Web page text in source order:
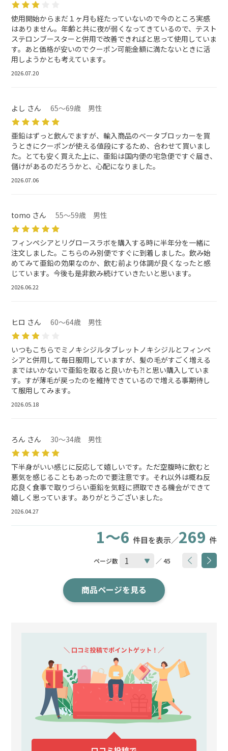
使用開始からまだ１ヶ月も経たっていないので今のところ実感
はありません。年齢と共に夜が弱くなってきているので、テスト
ステロンブースターと併用で改善できればと思って使用していま
す。あと価格が安いのでクーポン可能金額に満たないときに活
用しようかとも考えています。
2026.07.20
よし さん 65～69歳 男性
亜鉛はずっと飲んでますが、輸入商品のベータブロッカーを買
うときにクーポンが使える値段にするため、合わせて買いまし
た。とても安く買えた上に、亜鉛は国内便の宅急便ですぐ届き、
儲けがあるのだろうかと、心配になりました。
2026.07.06
tomo さん 55～59歳 男性
フィンペシアとリグロースラボを購入する時に半年分を一緒に
注文しました。こちらのみ別便ですぐに到着しました。飲み始
めてみて亜鉛の効果なのか、飲む前より体調が良くなったと感
じています。今後も是非飲み続けていきたいと思います。
2026.06.22
ヒロ さん 60～64歳 男性
いつもこちらでミノキシジルタブレットノキシジルとフィンペ
シアと併用して毎日服用していますが、髪の毛がすごく増える
まではいかないで亜鉛を取ると良いかも⁈と思い購入していま
す。すが薄毛が戻ったのを維持できているので増える事期待し
て服用してみます。
2026.05.18
ろん さん 30～34歳 男性
下半身がいい感じに反応して嬉しいです。ただ空腹時に飲むと
悪気を感じることもあったので要注意です。それ以外は概ね反
応良く食事で取りづらい亜鉛を気軽に摂取できる機会ができて
嬉しく思っています。ありがとうございました。
2026.04.27
1～6 件目を表示／269 件
ページ数 ／ 45
商品ページを見る